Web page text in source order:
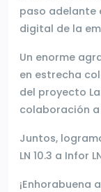
paso adelante
digital de la
Un enorme
en estrecha
del proyecto
colaboración
Juntos,
LN 10.3 a Infor
¡Enhorabuena